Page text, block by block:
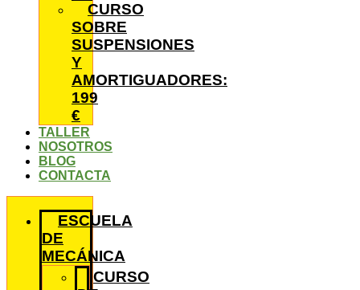
CURSO
SOBRE
SUSPENSIONES
Y
AMORTIGUADORES:
199
€
TALLER
NOSOTROS
BLOG
CONTACTA
ESCUELA
DE
MECÁNICA
CURSO